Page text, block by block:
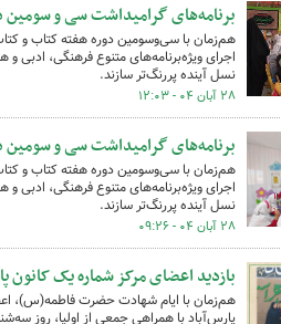
برنامه‌های گرامیداشت سی و سومین
هم‌زمان با سی‌وسومین دوره هفته کتاب و
اجرای ویژه‌برنامه‌های متنوع فرهنگی، ادبی
نسل آینده پررنگ‌تر سازند.
۲۸ آبان ۰۴ - ۱۲:۰۳
برنامه‌های گرامیداشت سی و سومین
هم‌زمان با سی‌وسومین دوره هفته کتاب و
اجرای ویژه‌برنامه‌های متنوع فرهنگی، ادبی
نسل آینده پررنگ‌تر سازند.
۲۸ آبان ۰۴ - ۰۹:۲۶
بازدید اعضای مرکز شماره یک کانون
هم‌زمان با ایام شهادت حضرت فاطمه(س)،